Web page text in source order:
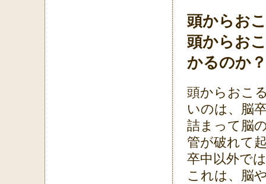
頭からお
頭からお
かるのか？
頭からおこ
いのは、脳
詰まって脳
管が破れて
卒中以外で
これは、脳